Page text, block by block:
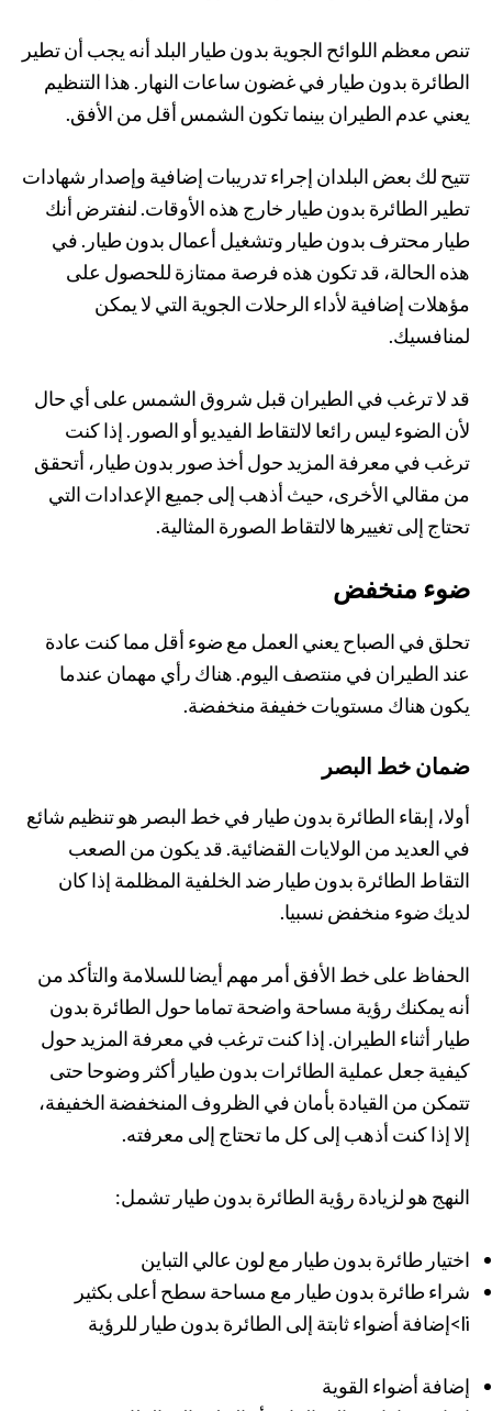
تنص معظم اللوائح الجوية بدون طيار البلد أنه يجب أن تطير
الطائرة بدون طيار في غضون ساعات النهار. هذا التنظيم
يعني عدم الطيران بينما تكون الشمس أقل من الأفق.
تتيح لك بعض البلدان إجراء تدريبات إضافية وإصدار شهادات
تطير الطائرة بدون طيار خارج هذه الأوقات. لنفترض أنك
طيار محترف بدون طيار وتشغيل أعمال بدون طيار. في
هذه الحالة، قد تكون هذه فرصة ممتازة للحصول على
مؤهلات إضافية لأداء الرحلات الجوية التي لا يمكن
لمنافسيك.
قد لا ترغب في الطيران قبل شروق الشمس على أي حال
لأن الضوء ليس رائعا لالتقاط الفيديو أو الصور. إذا كنت
ترغب في معرفة المزيد حول أخذ صور بدون طيار، أتحقق
من مقالي الأخرى، حيث أذهب إلى جميع الإعدادات التي
تحتاج إلى تغييرها لالتقاط الصورة المثالية.
ضوء منخفض
تحلق في الصباح يعني العمل مع ضوء أقل مما كنت عادة
عند الطيران في منتصف اليوم. هناك رأي مهمان عندما
يكون هناك مستويات خفيفة منخفضة.
ضمان خط البصر
أولا، إبقاء الطائرة بدون طيار في خط البصر هو تنظيم شائع
في العديد من الولايات القضائية. قد يكون من الصعب
التقاط الطائرة بدون طيار ضد الخلفية المظلمة إذا كان
لديك ضوء منخفض نسبيا.
الحفاظ على خط الأفق أمر مهم أيضا للسلامة والتأكد من
أنه يمكنك رؤية مساحة واضحة تماما حول الطائرة بدون
طيار أثناء الطيران. إذا كنت ترغب في معرفة المزيد حول
كيفية جعل عملية الطائرات بدون طيار أكثر وضوحا حتى
تتمكن من القيادة بأمان في الظروف المنخفضة الخفيفة،
إلا إذا كنت أذهب إلى كل ما تحتاج إلى معرفته.
النهج هو لزيادة رؤية الطائرة بدون طيار تشمل:
اختيار طائرة بدون طيار مع لون عالي التباين
شراء طائرة بدون طيار مع مساحة سطح أعلى بكثير
li>إضافة أضواء ثابتة إلى الطائرة بدون طيار للرؤية
إضافة أضواء القوية